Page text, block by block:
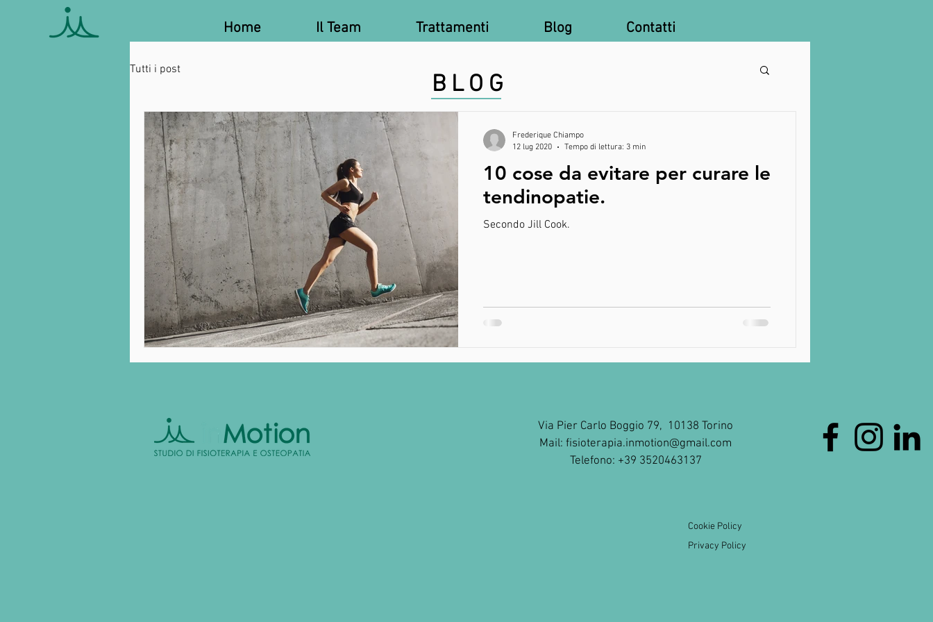
Home Il Team Trattamenti Blog Contatti
Tutti i post
10 cose da evitare per curare le
tendinopatie.
Secondo Jill Cook.
Frederique Chiampo
12 lug 2020
Tempo di lettura: 3 min
BLOG
Via Pier Carlo Boggio 79, 10138 Torino
Mail: fisioterapia.inmotion@gmail.com
Telefono: +39 3520463137
Cookie Policy
Privacy Policy